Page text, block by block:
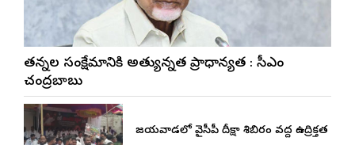
నేతన్నల సంక్షేమానికి అత్యున్నత ప్రాధాన్యత : సీఎం
చంద్రబాబు
విజయవాడలో వైసీపీ దీక్షా శిబిరం వద్ద ఉద్రిక్తత